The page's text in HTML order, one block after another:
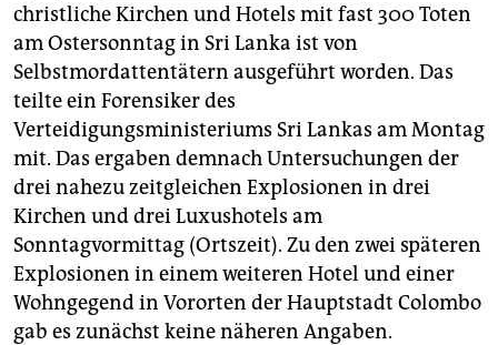
unterstützen
abo
genossenschaft
epaper login
christliche Kirchen und Hotels mit fast 300 Toten
am Ostersonntag in Sri Lanka ist von
Selbstmordattentätern ausgeführt worden. Das
teilte ein Forensiker des
Verteidigungsministeriums Sri Lankas am Montag
mit. Das ergaben demnach Untersuchungen der
drei nahezu zeitgleichen Explosionen in drei
Kirchen und drei Luxushotels am
Sonntagvormittag (Ortszeit). Zu den zwei späteren
Explosionen in einem weiteren Hotel und einer
Wohngegend in Vororten der Hauptstadt Colombo
gab es zunächst keine näheren Angaben.